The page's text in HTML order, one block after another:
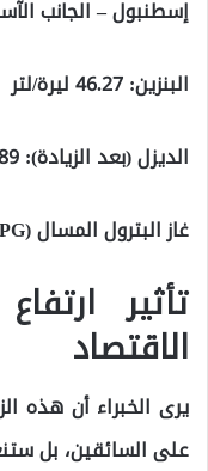
إسطنبول – الجانب
البنزين: 46.27 ليرة/لتر
الديزل (بعد الزيادة): 47.89 ليرة/لتر
غاز البترول المسال (LPG): 26.99 ليرة/لتر
تأثير
الاقتصاد
يرى الخبراء أن هذه
على السائقين، بل